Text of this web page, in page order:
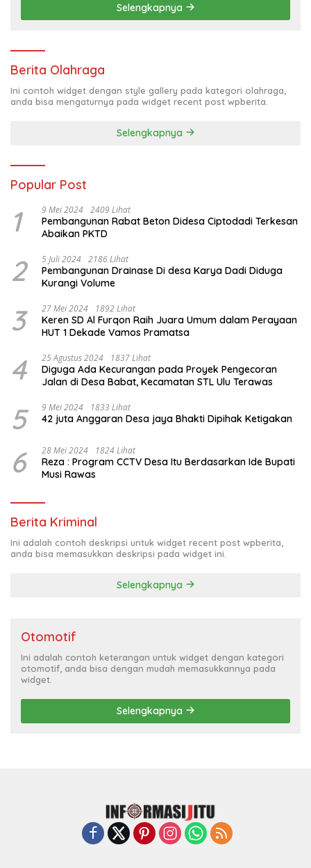
Selengkapnya
Berita Olahraga
Ini contoh widget dengan style gallery pada kategori olahraga,
anda bisa mengaturnya pada widget recent post wpberita.
Selengkapnya
Popular Post
1 9 Mei 2024 2409 Lihat
Pembangunan Rabat Beton Didesa Ciptodadi Terkesan
Abaikan PKTD
2 5 Juli 2024 2186 Lihat
Pembangunan Drainase Di desa Karya Dadi Diduga
Kurangi Volume
3 27 Mei 2024 1892 Lihat
Keren SD Al Furqon Raih Juara Umum dalam Perayaan
HUT 1 Dekade Vamos Pramatsa
4 25 Agustus 2024 1837 Lihat
Diguga Ada Kecurangan pada Proyek Pengecoran
Jalan di Desa Babat, Kecamatan STL Ulu Terawas
5 9 Mei 2024 1833 Lihat
42 juta Anggaran Desa jaya Bhakti Dipihak Ketigakan
6 28 Mei 2024 1824 Lihat
Reza : Program CCTV Desa Itu Berdasarkan Ide Bupati
Musi Rawas
Berita Kriminal
Ini adalah contoh deskripsi untuk widget recent post wpberita,
anda bisa memasukkan deskripsi pada widget ini.
Selengkapnya
Otomotif
Ini adalah contoh keterangan untuk widget dengan kategori
otomotif, anda bisa dengan mudah memasukkannya pada
widget.
Selengkapnya